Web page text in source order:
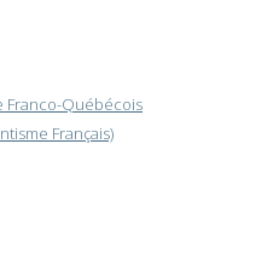
Franco-Québécois
Français)